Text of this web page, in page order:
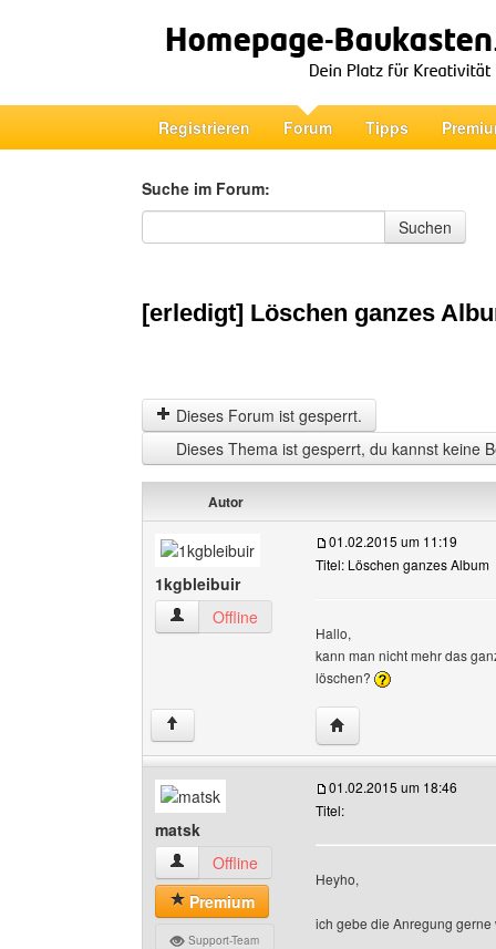
Registrieren Forum Tipps
Suche im Forum:
Suche im Forum
Suchen
[erledigt] Löschen ganzes
Dieses Forum ist gesperrt.
Dieses Thema ist gesperrt, du kannst keine
Autor
1kgbleibuir
1kgbleibuir Benutzer-Profile anzeigen
Offline
01.02.2015 um 11:19
Titel: Löschen ganzes Album
Hallo,
kann man nicht mehr das
löschen?
↑ Website dieses
matsk
matsk Benutzer-Profile anzeigen
Offline
Premium
Support-Team
01.02.2015 um 18:46
Titel:
Heyho,
ich gebe die Anregung